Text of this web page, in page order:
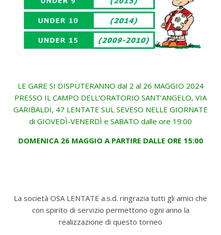
LE GARE SI DISPUTERANNO dal 2 al 26 MAGGIO 2024
PRESSO IL CAMPO DELL’ORATORIO SANT’ANGELO, VIA
GARIBALDI, 47 LENTATE SUL SEVESO NELLE GIORNATE
di GIOVEDÌ-VENERDÌ e SABATO dalle ore 19:00
DOMENICA 26 MAGGIO A PARTIRE DALLE ORE 15:00
La società OSA LENTATE a.s.d. ringrazia tutti gli amici che
con spirito di servizio permettono ogni anno la
realizzazione di questo torneo